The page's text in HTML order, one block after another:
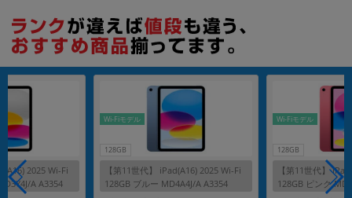
2025 Wi-Fi
A A3354
128GB
Wi-Fiモデル
【第11世代】 iPad(A16) 2025 Wi-Fi
128GB ブルー MD4A4J/A A3354
128GB
Wi-Fiモデル
【第11世代】
128GB ピンク